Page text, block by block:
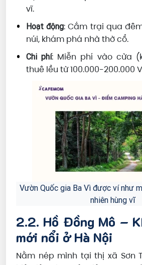
vĩ.
Hoạt động: Cắm trại qua
núi, khám phá nhà thờ cổ.
Chi phí: Miễn phí vào cửa
thuê lều từ 100.000-200.000
Vườn Quốc gia Ba Vì được ví như
nhiên hùng vĩ
2.2. Hồ Đồng Mô –
mới nổi ở Hà Nội
Nằm nép mình tại thị xã Sơn